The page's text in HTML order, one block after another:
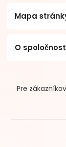
Mapa
O
Pre